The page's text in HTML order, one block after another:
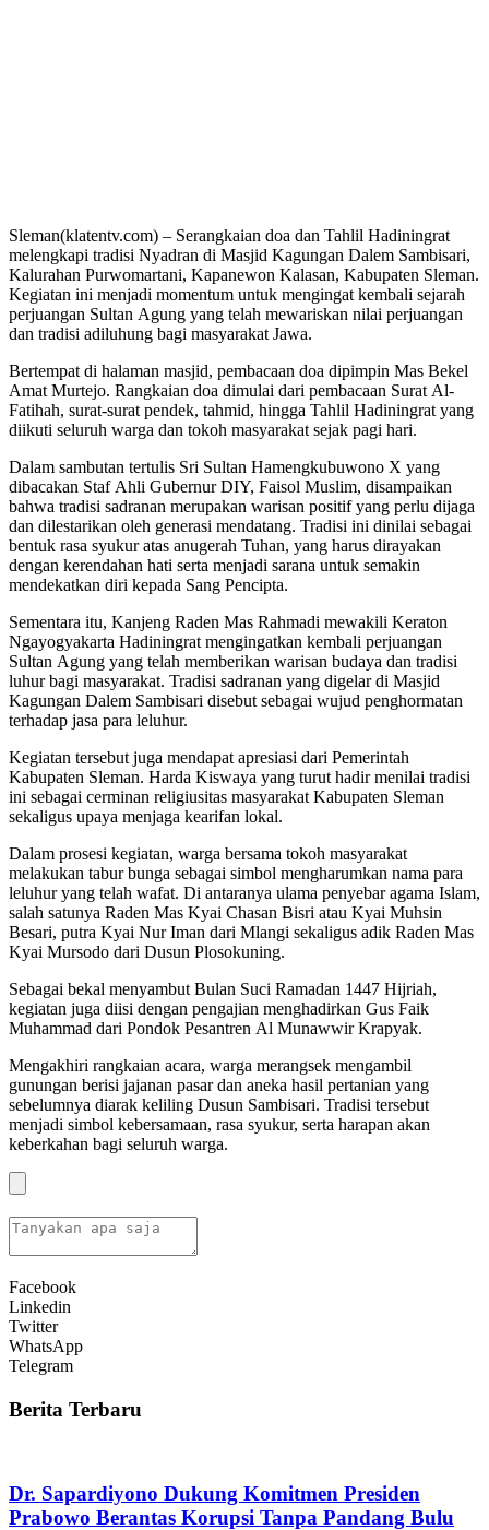
Sleman(klatentv.com) – Serangkaian doa dan Tahlil Hadiningrat
melengkapi tradisi Nyadran di Masjid Kagungan Dalem Sambisari,
Kalurahan Purwomartani, Kapanewon Kalasan, Kabupaten Sleman.
Kegiatan ini menjadi momentum untuk mengingat kembali sejarah
perjuangan Sultan Agung yang telah mewariskan nilai perjuangan
dan tradisi adiluhung bagi masyarakat Jawa.
Bertempat di halaman masjid, pembacaan doa dipimpin Mas Bekel
Amat Murtejo. Rangkaian doa dimulai dari pembacaan Surat Al-
Fatihah, surat-surat pendek, tahmid, hingga Tahlil Hadiningrat yang
diikuti seluruh warga dan tokoh masyarakat sejak pagi hari.
Dalam sambutan tertulis Sri Sultan Hamengkubuwono X yang
dibacakan Staf Ahli Gubernur DIY, Faisol Muslim, disampaikan
bahwa tradisi sadranan merupakan warisan positif yang perlu dijaga
dan dilestarikan oleh generasi mendatang. Tradisi ini dinilai sebagai
bentuk rasa syukur atas anugerah Tuhan, yang harus dirayakan
dengan kerendahan hati serta menjadi sarana untuk semakin
mendekatkan diri kepada Sang Pencipta.
Sementara itu, Kanjeng Raden Mas Rahmadi mewakili Keraton
Ngayogyakarta Hadiningrat mengingatkan kembali perjuangan
Sultan Agung yang telah memberikan warisan budaya dan tradisi
luhur bagi masyarakat. Tradisi sadranan yang digelar di Masjid
Kagungan Dalem Sambisari disebut sebagai wujud penghormatan
terhadap jasa para leluhur.
Kegiatan tersebut juga mendapat apresiasi dari Pemerintah
Kabupaten Sleman. Harda Kiswaya yang turut hadir menilai tradisi
ini sebagai cerminan religiusitas masyarakat Kabupaten Sleman
sekaligus upaya menjaga kearifan lokal.
Dalam prosesi kegiatan, warga bersama tokoh masyarakat
melakukan tabur bunga sebagai simbol mengharumkan nama para
leluhur yang telah wafat. Di antaranya ulama penyebar agama Islam,
salah satunya Raden Mas Kyai Chasan Bisri atau Kyai Muhsin
Besari, putra Kyai Nur Iman dari Mlangi sekaligus adik Raden Mas
Kyai Mursodo dari Dusun Plosokuning.
Sebagai bekal menyambut Bulan Suci Ramadan 1447 Hijriah,
kegiatan juga diisi dengan pengajian menghadirkan Gus Faik
Muhammad dari Pondok Pesantren Al Munawwir Krapyak.
Mengakhiri rangkaian acara, warga merangsek mengambil
gunungan berisi jajanan pasar dan aneka hasil pertanian yang
sebelumnya diarak keliling Dusun Sambisari. Tradisi tersebut
menjadi simbol kebersamaan, rasa syukur, serta harapan akan
keberkahan bagi seluruh warga.
Facebook
Linkedin
Twitter
WhatsApp
Telegram
Berita Terbaru
Dr. Sapardiyono Dukung Komitmen Presiden
Prabowo Berantas Korupsi Tanpa Pandang Bulu